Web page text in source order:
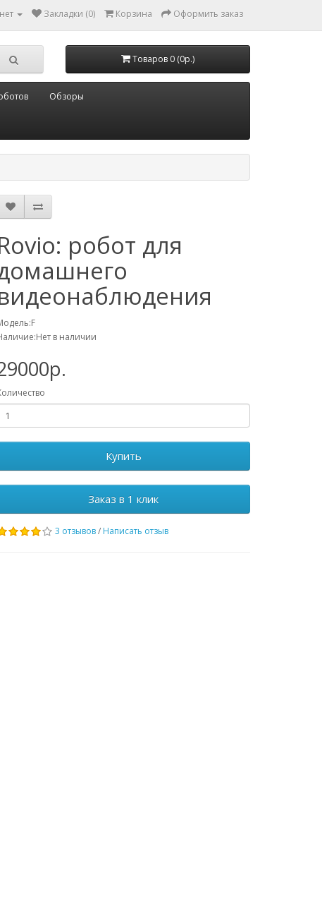
Закладки (0) Корзина Оформить заказ
Товаров 0 (0р.)
Обзоры
робот для
в наличии
Купить
Заказ в 1 клик
3 отзывов/ Написать отзыв